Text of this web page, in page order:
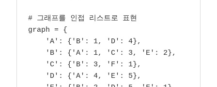
# 그래프를 인접 리스트로 표현
graph = {